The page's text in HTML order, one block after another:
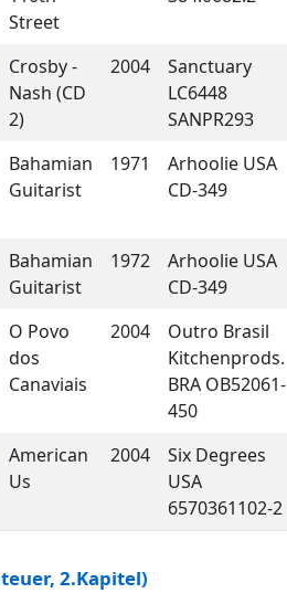
Street
Crosby -
Nash (CD
2)
2004
Sanctuary
LC6448
SANPR293
Bahamian
Guitarist
1971
Arhoolie USA
CD-349
Bahamian
Guitarist
1972
Arhoolie USA
CD-349
O Povo
dos
Canaviais
2004
Outro Brasil
Kitchenprods.
BRA OB52061-
450
American
Us
2004
Six Degrees
USA
6570361102-2
2.Kapitel)